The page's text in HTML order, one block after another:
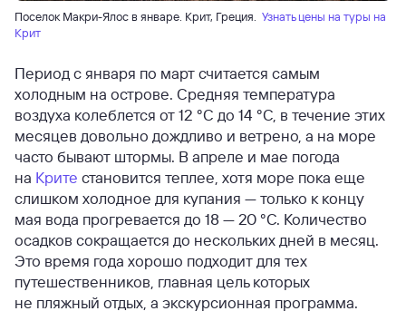
Поселок Макри-Ялос в январе. Крит, Греция. Узнать цены на туры на
Крит
Период с января по март считается самым
холодным на острове. Средняя температура
воздуха колеблется от 12 °C до 14 °C, в течение этих
месяцев довольно дождливо и ветрено, а на море
часто бывают штормы. В апреле и мае погода
на Крите становится теплее, хотя море пока еще
слишком холодное для купания — только к концу
мая вода прогревается до 18 — 20 °C. Количество
осадков сокращается до нескольких дней в месяц.
Это время года хорошо подходит для тех
путешественников, главная цель которых
не пляжный отдых, а экскурсионная программа.